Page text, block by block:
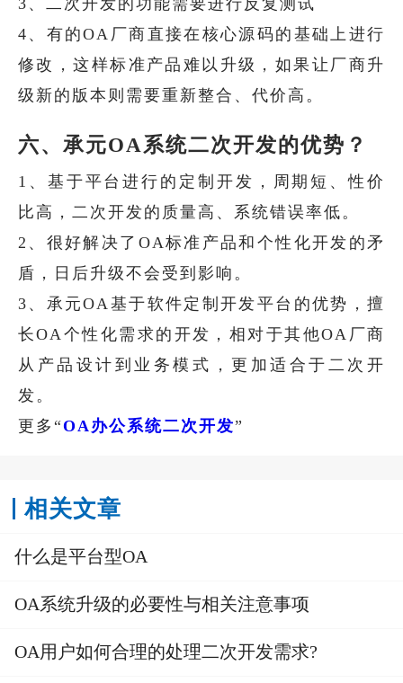
4、有的OA厂商直接在核心源码的基础上进行
修改，这样标准产品难以升级，如果让厂商升
级新的版本则需要重新整合、代价高。
六、承元OA系统二次开发的优势？
1、基于平台进行的定制开发，周期短、性价
比高，二次开发的质量高、系统错误率低。
2、很好解决了OA标准产品和个性化开发的矛
盾，日后升级不会受到影响。
3、承元OA基于软件定制开发平台的优势，擅
长OA个性化需求的开发，相对于其他OA厂商
从产品设计到业务模式，更加适合于二次开
发。
更多“OA办公系统二次开发”
相关文章
什么是平台型OA
OA系统升级的必要性与相关注意事项
OA用户如何合理的处理二次开发需求?